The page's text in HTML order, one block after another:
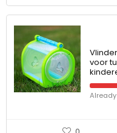
voor
Already